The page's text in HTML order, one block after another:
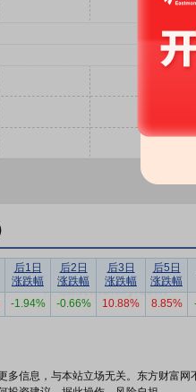
后1日
涨跌幅
后2日
涨跌幅
后3日
涨跌幅
后5日
涨跌幅
-1.94% -0.66% 10.88% 8.85%
多信息，与本站立场无关。东方财富